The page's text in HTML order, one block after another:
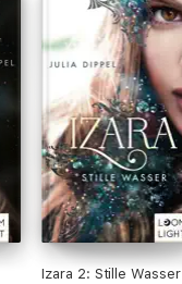
Izara 2: Stille Wasser